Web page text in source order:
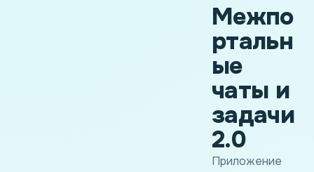
Межпо
ртальн
ые
чаты и
задачи
2.0
Приложение